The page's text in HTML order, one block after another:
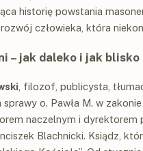
historię powstania
człowieka, która
– jak daleko i jak blisko
, filozof, publicysta,
o. Pawła M. w
naczelnym i dyrektorem
Blachnicki. Ksiądz,